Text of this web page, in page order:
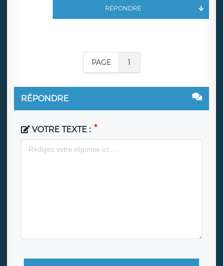
RÉPONDRE
PAGE 1
RÉPONDRE
VOTRE TEXTE :